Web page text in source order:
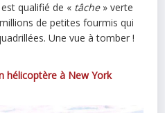
qualifié de « tâche» verte
de petites fourmis qui
Une vue à tomber !
hélicoptère à New York